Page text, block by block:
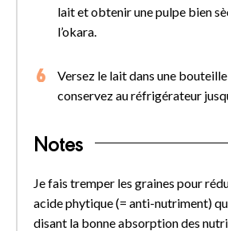
lait et obtenir une pulpe bien
l’okara.
Versez le lait dans une
conservez au réfrigérateur
Notes
Je fais tremper les graines pour
acide phytique (= anti-nutriment)
disant la bonne absorption des